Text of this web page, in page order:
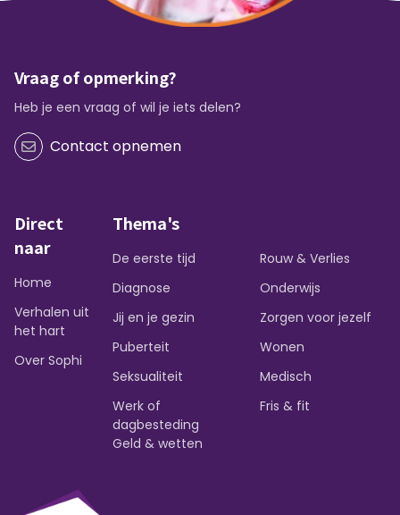
Vraag of opmerking?
Heb je een vraag of wil je iets delen?
Contact opnemen
Direct
naar
Home
Verhalen uit
het hart
Over Sophi
Thema's
De eerste tijd
Diagnose
Jij en je gezin
Puberteit
Seksualiteit
Werk of
dagbesteding
Rouw & Verlies
Onderwijs
Zorgen voor jezelf
Wonen
Medisch
Fris & fit
Geld & wetten